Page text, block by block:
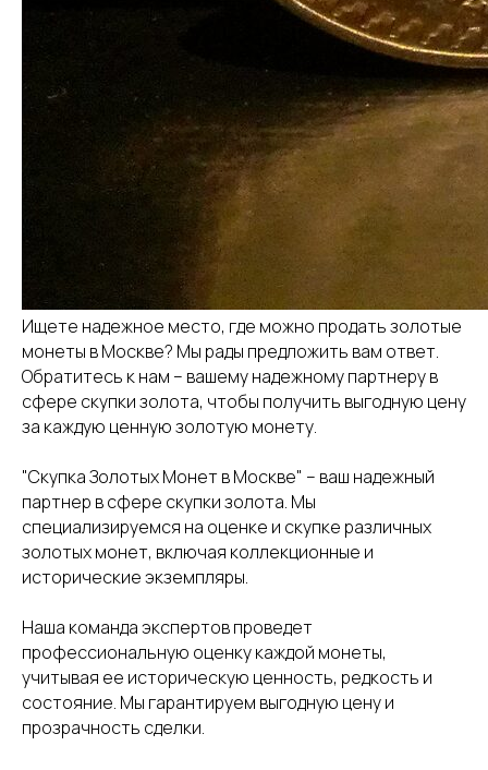
Ищете надежное место, где можно продать золотые
монеты в Москве? Мы рады предложить вам ответ.
Обратитесь к нам – вашему надежному партнеру в
сфере скупки золота, чтобы получить выгодную цену
за каждую ценную золотую монету.
"Скупка Золотых Монет в Москве" – ваш надежный
партнер в сфере скупки золота. Мы
специализируемся на оценке и скупке различных
золотых монет, включая коллекционные и
исторические экземпляры.
Наша команда экспертов проведет
профессиональную оценку каждой монеты,
учитывая ее историческую ценность, редкость и
состояние. Мы гарантируем выгодную цену и
прозрачность сделки.